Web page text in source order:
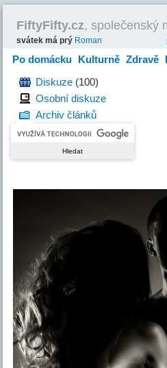
FiftyFifty.cz, společenský
svátek má prý Roman
Po domácku Kulturně Zdravě
HravěDiskuze (100)
Osobní diskuze
Archiv článků